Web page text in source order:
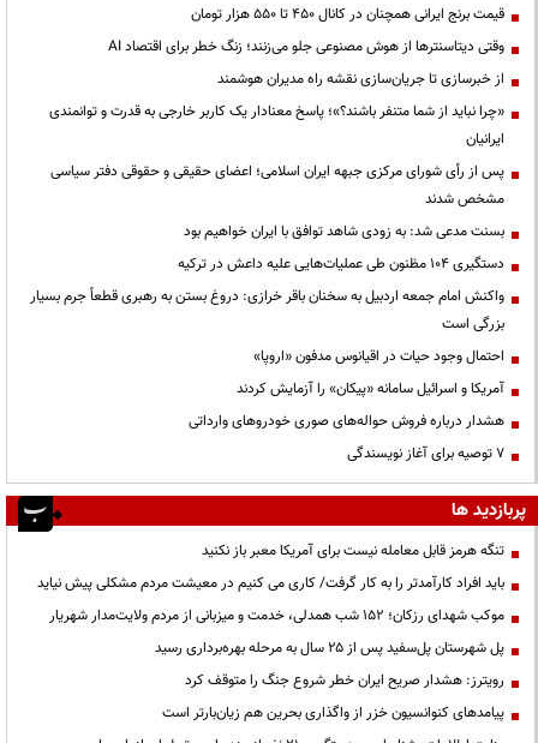
قیمت‌ برنج ایرانی همچنان در کانال ۴۵۰ تا ۵۵۰ هزار تومان
وقتی دیتاسنترها از هوش مصنوعی جلو می‌زنند؛ زنگ خطر برای اقتصاد AI
از خبرسازی تا جریان‌سازی نقشه راه مدیران هوشمند
«چرا نباید از شما متنفر باشند؟»؛ پاسخ معنادار یک کاربر خارجی به قدرت و توانمندی
ایرانیان
پس از رأی شورای مرکزی جبهه ایران اسلامی؛ اعضای حقیقی و حقوقی دفتر سیاسی
مشخص شدند
بسنت مدعی شد: به زودی شاهد توافق با ایران خواهیم بود
دستگیری ۱۰۴ مظنون طی عملیات‌هایی علیه داعش در ترکیه
واکنش امام جمعه اردبیل به سخنان باقر خرازی: دروغ بستن به رهبری قطعاً جرم بسیار
بزرگی است
احتمال وجود حیات در اقیانوس مدفون «اروپا»
آمریکا و اسرائیل سامانه «پیکان» را آزمایش کردند
هشدار درباره فروش حواله‌های صوری خودروهای وارداتی
۷ توصیه برای آغاز نویسندگی
پربازدید ها
تنگه هرمز قابل معامله نیست برای آمریکا معبر باز نکنید
باید افراد کارآمدتر را به کار گرفت/ کاری می کنیم در معیشت مردم مشکلی پیش نیاید
موکب شهدای رزکان؛ ۱۵۲ شب همدلی، خدمت و میزبانی از مردم ولایت‌مدار شهریار
پل شهرستان پل‌سفید پس از ۲۵ سال به مرحله بهره‌برداری رسید
رویترز: هشدار صریح ایران خطر شروع جنگ را متوقف کرد
پیامدهای کنوانسیون خزر از واگذاری بحرین هم زیان‌بارتر است